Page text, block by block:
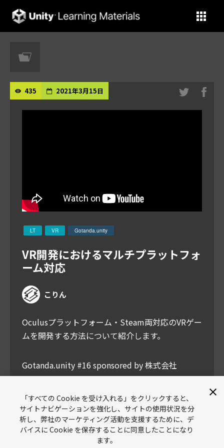
Unity Learning Materials
435 2021年3月15日
LT VR Gotanda.unity
VR開発におけるマルチプラットフォ
ーム対応
こりん
Oculusプラットフォーム・Steam両対応のVRゲー
ムを開発する方法について紹介します。
Gotanda.unity #16 sponsored by 株式会社
Donuts
https://meetup.unity3d.jp/jp/events/1268
「すべての Cookie を受け入れる」をクリックすると、
サイトナビゲーションを強化し、サイトの使用状況を分
析し、弊社のマーケティング活動を支援するために、デ
バイスに Cookie を保存することに同意したことになり
ます。